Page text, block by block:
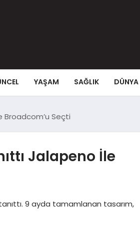
YAŞAM SAĞLIK DÜNYA
Broadcom’u Seçti
Jalapeno İle
9 ayda tamamlanan tasarım,